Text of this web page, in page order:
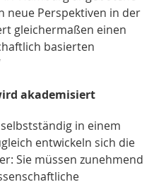
neue Perspektiven in der
gleichermaßen einen
basierten
akademisiert
in einem
entwickeln sich die
Sie müssen zunehmend